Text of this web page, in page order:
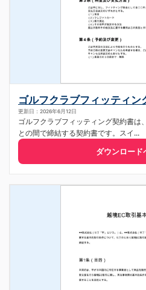
ゴルフクラブフィッティン
更新日：2026年6月12日
ゴルフクラブフィッティング契約書は
との間で締結する契約書です。スイ...
ダウンロード